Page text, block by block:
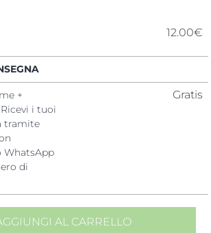
è l’unica manifestazione a cui puoi
tuocaneo gatto. Gli appassionati
con i loro amici fedeli nelle varie
12.00€
+
i tuoi
tramite
WhatsApp
di
Gratis